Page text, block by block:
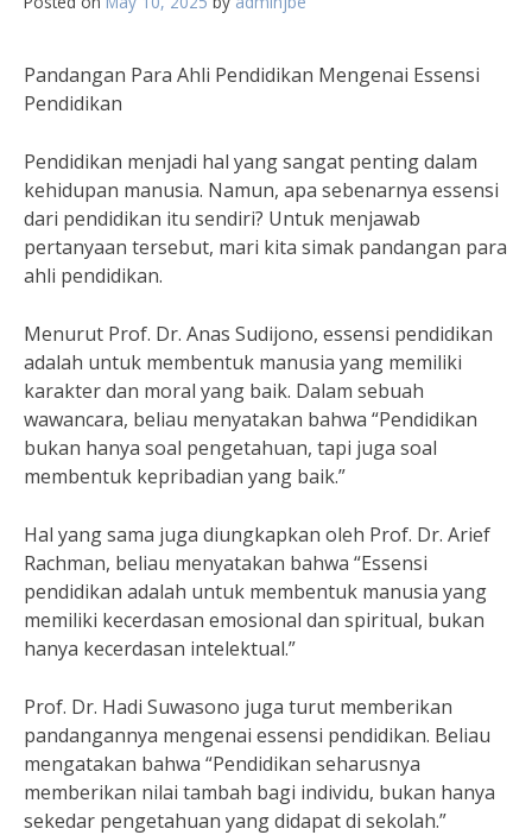
Pandangan Para Ahli Pendidikan Mengenai Essensi
Pendidikan
Pendidikan menjadi hal yang sangat penting dalam
kehidupan manusia. Namun, apa sebenarnya essensi
dari pendidikan itu sendiri? Untuk menjawab
pertanyaan tersebut, mari kita simak pandangan para
ahli pendidikan.
Menurut Prof. Dr. Anas Sudijono, essensi pendidikan
adalah untuk membentuk manusia yang memiliki
karakter dan moral yang baik. Dalam sebuah
wawancara, beliau menyatakan bahwa “Pendidikan
bukan hanya soal pengetahuan, tapi juga soal
membentuk kepribadian yang baik.”
Hal yang sama juga diungkapkan oleh Prof. Dr. Arief
Rachman, beliau menyatakan bahwa “Essensi
pendidikan adalah untuk membentuk manusia yang
memiliki kecerdasan emosional dan spiritual, bukan
hanya kecerdasan intelektual.”
Prof. Dr. Hadi Suwasono juga turut memberikan
pandangannya mengenai essensi pendidikan. Beliau
mengatakan bahwa “Pendidikan seharusnya
memberikan nilai tambah bagi individu, bukan hanya
sekedar pengetahuan yang didapat di sekolah.”